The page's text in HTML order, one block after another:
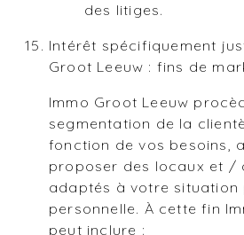
des litiges.
Intérêt spécifiquement
Groot Leeuw : fins de
Immo Groot Leeuw
segmentation de la
fonction de vos besoins,
proposer des locaux et /
adaptés à votre situation
personnelle. À cette fin
peut inclure :